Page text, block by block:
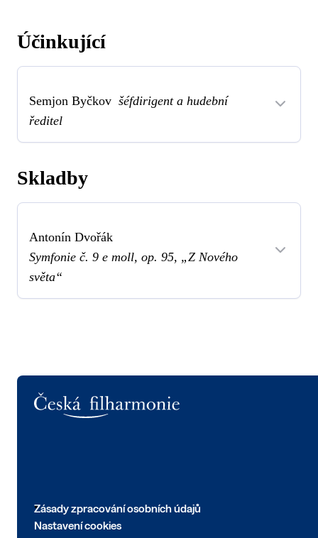
Účinkující
Semjon Byčkov šéfdirigent a hudební
ředitel
Skladby
Antonín Dvořák
Symfonie č. 9 e moll, op. 95, „Z Nového
světa“
Zásady zpracování osobních údajů
Nastavení cookies